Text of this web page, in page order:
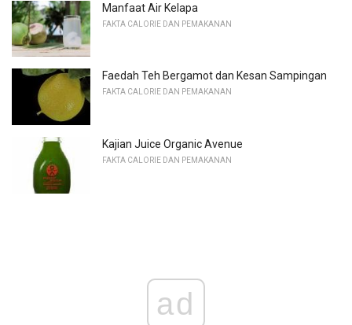
Manfaat Air Kelapa
FAKTA CALORIE DAN PEMAKANAN
Faedah Teh Bergamot dan Kesan Sampingan
FAKTA CALORIE DAN PEMAKANAN
Kajian Juice Organic Avenue
FAKTA CALORIE DAN PEMAKANAN
ad